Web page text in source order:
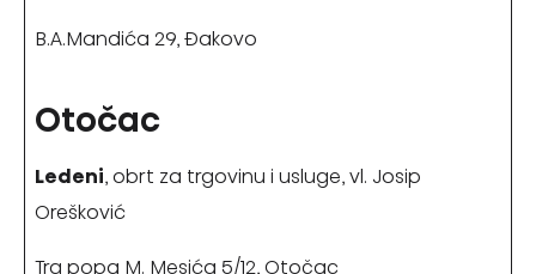
B.A.Mandića 29, Đakovo
Otočac
Ledeni, obrt za trgovinu i usluge, vl. Josip
Orešković
Trg popa M. Mesića 5/12, Otočac